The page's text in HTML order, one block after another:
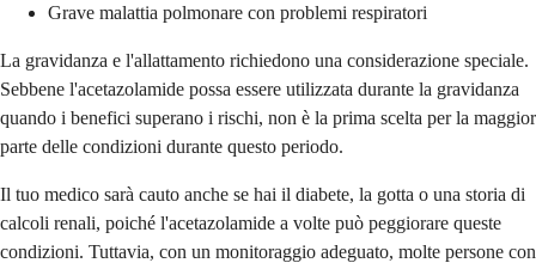
Grave malattia polmonare con problemi respiratori
La gravidanza e l'allattamento richiedono una considerazione speciale.
Sebbene l'acetazolamide possa essere utilizzata durante la gravidanza
quando i benefici superano i rischi, non è la prima scelta per la maggior
parte delle condizioni durante questo periodo.
Il tuo medico sarà cauto anche se hai il diabete, la gotta o una storia di
calcoli renali, poiché l'acetazolamide a volte può peggiorare queste
condizioni. Tuttavia, con un monitoraggio adeguato, molte persone con